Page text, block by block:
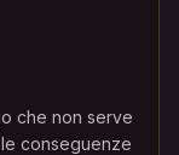
che non serve
conseguenze